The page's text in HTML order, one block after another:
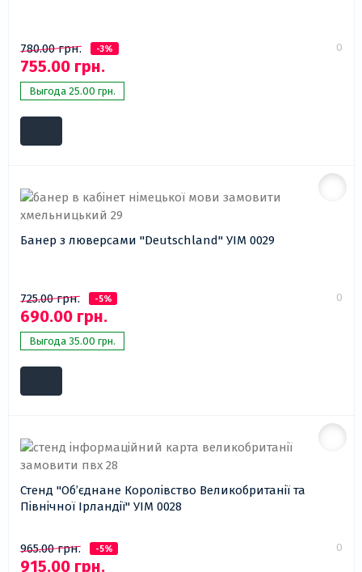
780.00 грн. -3%
755.00 грн.
Выгода 25.00 грн.
0
Банер з люверсами "Deutschland" УІМ 0029
725.00 грн. -5%
690.00 грн.
Выгода 35.00 грн.
0
Стенд "Об’єднане Королівство Великобританії та
Північної Ірландії" УІМ 0028
965.00 грн. -5%
915.00 грн.
0